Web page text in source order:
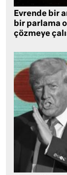
Evrende bir
bir parlama
çözmeye